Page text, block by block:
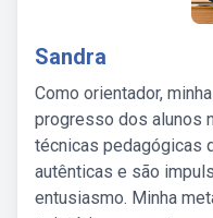
Sandra
Como orientador,
progresso dos alunos
técnicas pedagógicas
autênticas e são
entusiasmo. Minha